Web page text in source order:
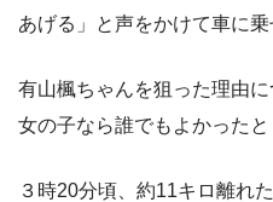
あげる」と声をかけて車に乗
有山楓ちゃんを狙った理由
女の子なら誰でもよかったと
３時20分頃、約11キロ離れ